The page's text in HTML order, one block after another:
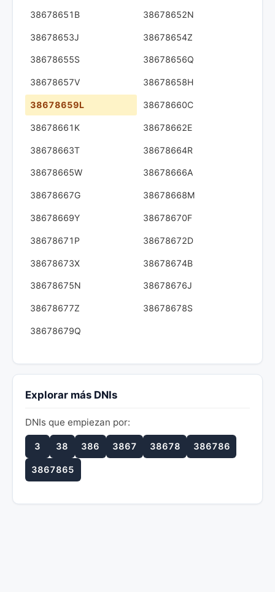
38678651B 38678652N
38678653J 38678654Z
38678655S 38678656Q
38678657V 38678658H
38678659L 38678660C
38678661K 38678662E
38678663T 38678664R
38678665W 38678666A
38678667G 38678668M
38678669Y 38678670F
38678671P 38678672D
38678673X 38678674B
38678675N 38678676J
38678677Z 38678678S
38678679Q
Explorar más DNIs
DNIs que empiezan por:
3 38 386 3867 38678 386786
3867865